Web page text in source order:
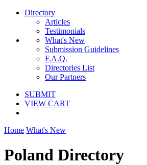
Directory
Articles
Testimonials
What's New
Submission Guidelines
F.A.Q.
Directories List
Our Partners
SUBMIT
VIEW CART
Home What's New
Poland Directory